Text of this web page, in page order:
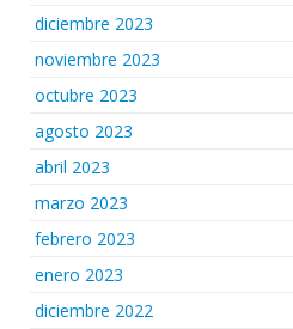
diciembre 2023
noviembre 2023
octubre 2023
agosto 2023
abril 2023
marzo 2023
febrero 2023
enero 2023
diciembre 2022